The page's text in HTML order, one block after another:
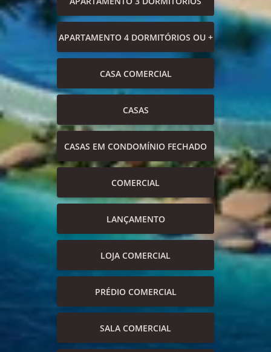
APARTAMENTO 4 DORMITÓRIOS OU +
CASA COMERCIAL
CASAS
CASAS EM CONDOMÍNIO FECHADO
COMERCIAL
LANÇAMENTO
LOJA COMERCIAL
PRÉDIO COMERCIAL
SALA COMERCIAL